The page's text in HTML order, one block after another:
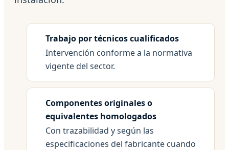
Trabajo por técnicos cualificados
Intervención conforme a la normativa
vigente del sector.
Componentes originales o
equivalentes homologados
Con trazabilidad y según las
especificaciones del fabricante cuando